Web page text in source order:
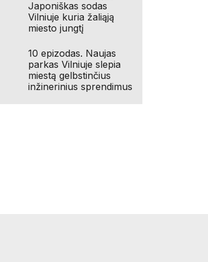
Japoniškas sodas
Vilniuje kuria žaliąją
miesto jungtį
10 epizodas. Naujas
parkas Vilniuje slepia
miestą gelbstinčius
inžinerinius sprendimus